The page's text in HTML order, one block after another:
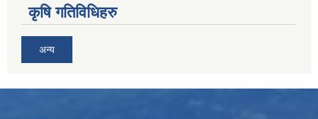
कृषि गतिविधिहरु
अन्य